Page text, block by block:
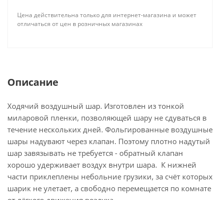
Цена действительна только для интернет-магазина и может
отличаться от цен в розничных магазинах
Описание
Ходячий воздушный шар. Изготовлен из тонкой
миларовой пленки, позволяющей шару не сдуваться в
течение нескольких дней. Фольгированные воздушные
шары надувают через клапан. Поэтому плотно надутый
шар завязывать не требуется - обратный клапан
хорошо удерживает воздух внутри шара. К нижней
части приклеплены небольние грузики, за счёт которых
шарик не улетает, а свободно перемещается по комнате